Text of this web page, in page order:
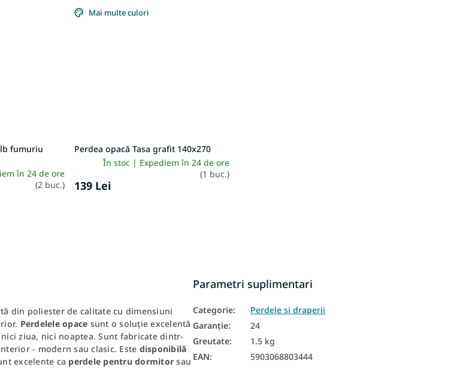
fumuriu
în 24 de ore
(2 buc.)
Mai multe culori
Perdea opacă Tasa grafit 140x270
În stoc | Expediem în 24 de ore
(1 buc.)
139 Lei
din poliester de calitate cu dimensiuni
Perdelele opace sunt o soluție excelentă
ziua, nici noaptea. Sunt fabricate dintr-
- modern sau clasic. Este disponibilă
excelente ca perdele pentru dormitor sau
Parametri suplimentari
Categorie:
Perdele si draperii
Garanţie:
24
Greutate:
1.5 kg
EAN: 5903068803444